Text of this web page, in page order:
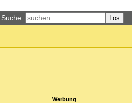
Suche: Los
Werbung